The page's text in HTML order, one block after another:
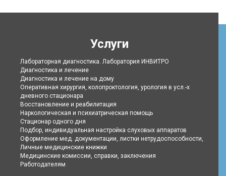
Услуги
Лабораторная диагностика. Лаборатория ИНВИТРО
Диагностика и лечение
Диагностика и лечение на дому
Оперативная хирургия, колопроктология, урология в усл.-х
дневного стационара
Восстановление и реабилитация
Наркологическая и психиатрическая помощь
Стационар одного дня
Подбор, индивидуальная настройка слуховых аппаратов
Оформление мед. документации, листки нетрудоспособности,
Личные медицинские книжки
Медицинские комиссии, справки, заключения
Работодателям